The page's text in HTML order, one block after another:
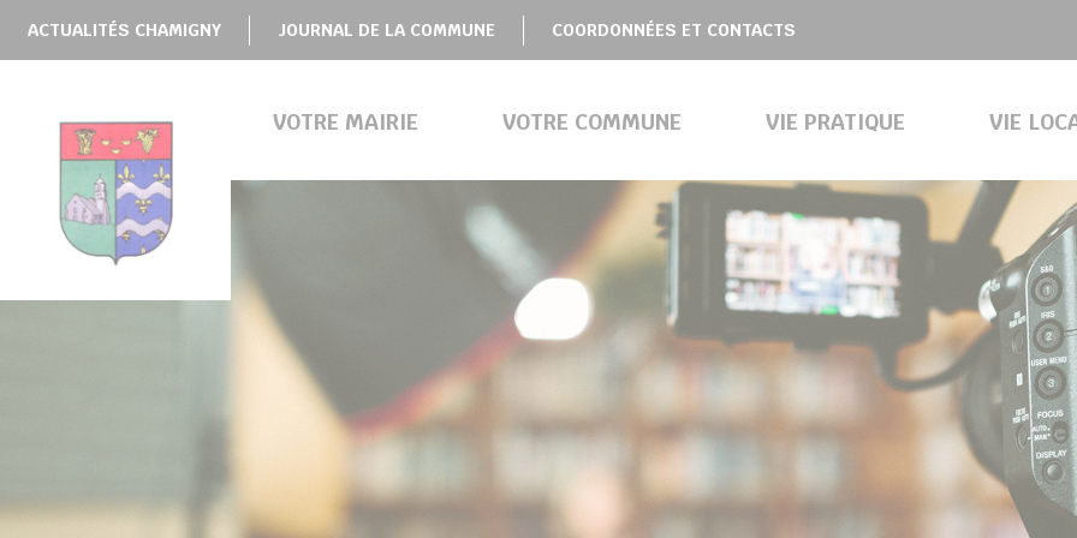
( VOTRE MAIRIE )
( VOTRE COMMUNE )
( VIE PRATIQUE )
ACTUALITÉS CHAMIGNY JOURNAL DE LA COMMUNE COORDONNÉES ET CONTACTS
VOTRE MAIRIE VOTRE COMMUNE VIE PRATIQUE VIE
Panneau de gestion des cookies